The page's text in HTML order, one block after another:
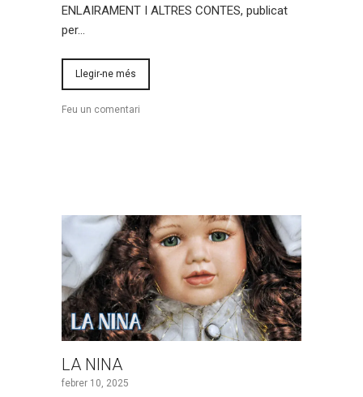
ENLAIRAMENT I ALTRES CONTES, publicat
per…
Llegir-ne més
Feu un comentari
LA NINA
febrer 10, 2025